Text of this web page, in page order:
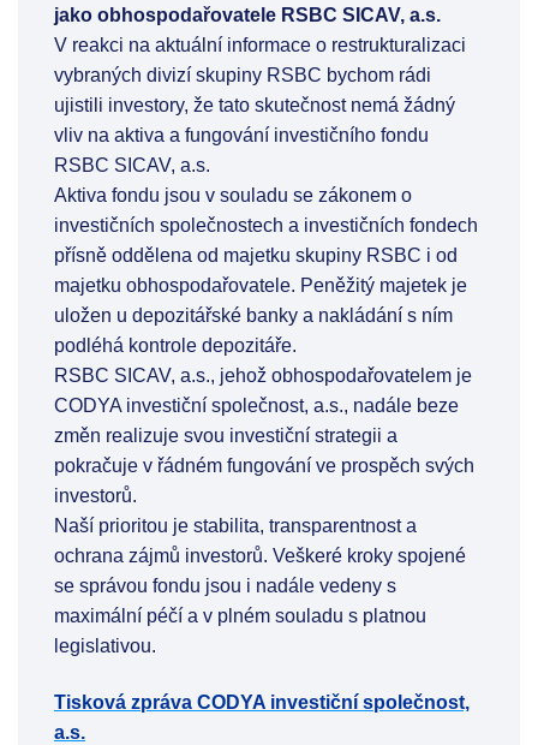
jako obhospodařovatele RSBC SICAV, a.s.
V reakci na aktuální informace o restrukturalizaci
vybraných divizí skupiny RSBC bychom rádi
ujistili investory, že tato skutečnost nemá žádný
vliv na aktiva a fungování investičního fondu
RSBC SICAV, a.s.
Aktiva fondu jsou v souladu se zákonem o
investičních společnostech a investičních fondech
přísně oddělena od majetku skupiny RSBC i od
majetku obhospodařovatele. Peněžitý majetek je
uložen u depozitářské banky a nakládání s ním
podléhá kontrole depozitáře.
RSBC SICAV, a.s., jehož obhospodařovatelem je
CODYA investiční společnost, a.s., nadále beze
změn realizuje svou investiční strategii a
pokračuje v řádném fungování ve prospěch svých
investorů.
Naší prioritou je stabilita, transparentnost a
ochrana zájmů investorů. Veškeré kroky spojené
se správou fondu jsou i nadále vedeny s
maximální péčí a v plném souladu s platnou
legislativou.
Tisková zpráva CODYA investiční společnost,
a.s.